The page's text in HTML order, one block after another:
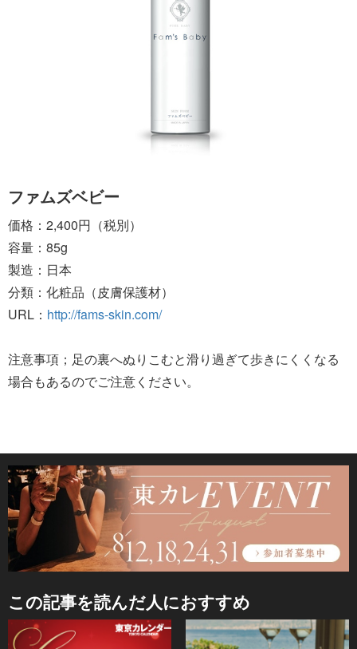
ファムズベビー
価格：2,400円（税別）
容量：85g
製造：日本
分類：化粧品（皮膚保護材）
URL： http://fams-skin.com/
注意事項；足の裏へぬりこむと滑り過ぎて歩きにくくなる
場合もあるのでご注意ください。
この記事を読んだ人におすすめ